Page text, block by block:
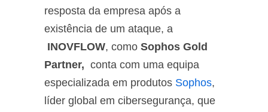
resposta da empresa após a
existência de um ataque, a
INOVFLOW, como Sophos Gold
Partner, conta com uma equipa
especializada em produtos Sophos,
líder global em cibersegurança, que